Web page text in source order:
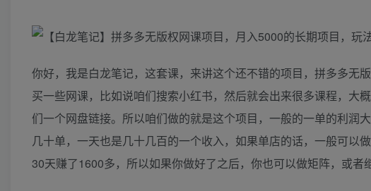
你好，我是白龙笔记，这套课，来讲这个还不错的项目，拼多多无
买一些网课，比如说咱们搜索小红书，然后就会出来很多课程，大
们一个网盘链接。所以咱们做的就是这个项目，一般的一单的利润
几十单，一天也是几十几百的一个收入，如果单店的话，一般可以
30天赚了1600多，所以如果你做好了之后，你也可以做矩阵，或者